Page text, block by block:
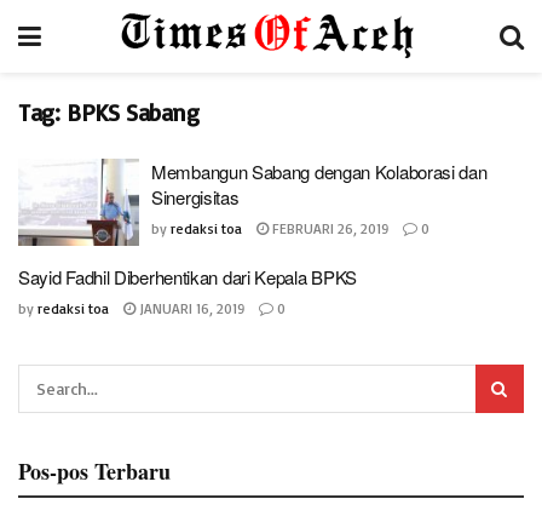
Tag: BPKS Sabang
Membangun Sabang dengan Kolaborasi dan
Sinergisitas
by redaksi toa FEBRUARI 26, 2019 0
‎Sayid Fadhil Diberhentikan dari Kepala BPKS
by redaksi toa JANUARI 16, 2019 0
Pos-pos Terbaru